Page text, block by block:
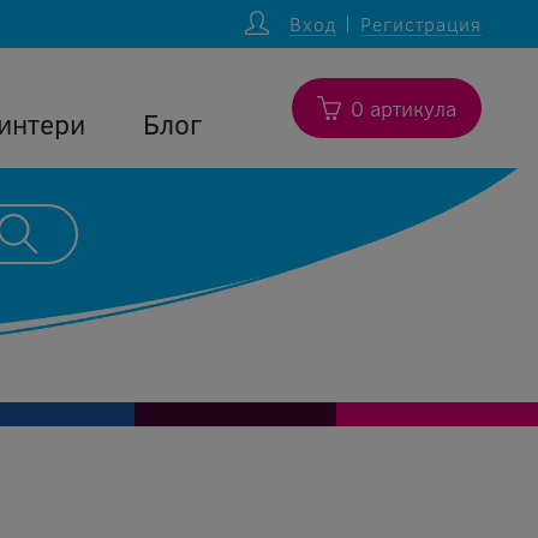
Вход Регистрация
Блог 0 артикула